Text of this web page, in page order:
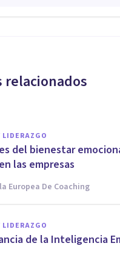
de peso
LIDERAZGO
del bienestar
las empresas
Europea De Coaching
LIDERAZGO
de la Inteligencia
LIDERAZGO
la
es clave